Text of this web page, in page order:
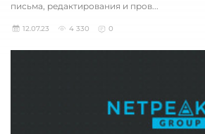
письма, редактирования и пров...
12.07.23 4 330 0